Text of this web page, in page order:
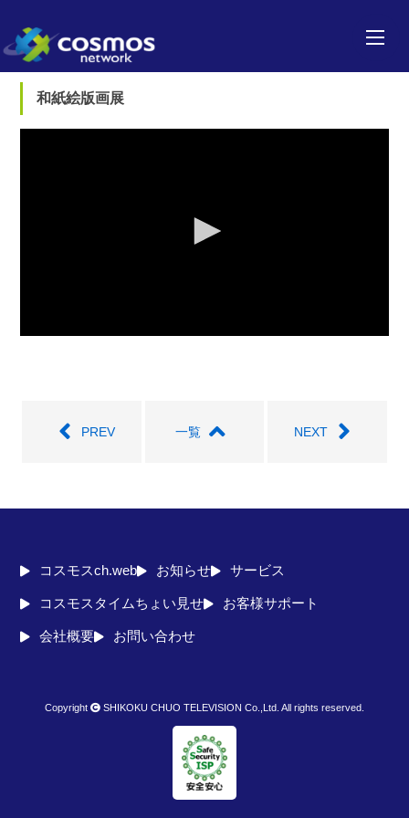
和紙絵版画展
PREV 一覧 NEXT
コスモスch.web お知らせ サービス
コスモスタイムちょい見せ お客様サポート
会社概要 お問い合わせ
Copyright SHIKOKU CHUO TELEVISION Co.,Ltd. All rights reserved.